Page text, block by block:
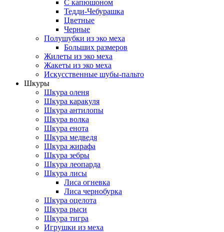
С капюшоном
Тедди-Чебурашка
Цветные
Черные
Полушубки из эко меха
Больших размеров
Жилеты из эко меха
Жакеты из эко меха
Искусственные шубы-пальто
Шкуры
Шкура оленя
Шкура каракуля
Шкура антилопы
Шкура волка
Шкура енота
Шкура медведя
Шкура жирафа
Шкура зебры
Шкура леопарда
Шкура лисы
Лиса огневка
Лиса чернобурка
Шкура оцелота
Шкура рыси
Шкура тигра
Игрушки из меха